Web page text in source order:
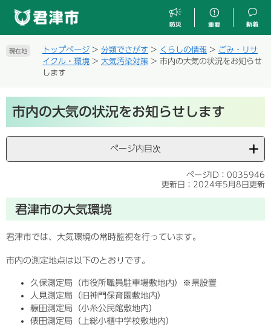
す
し
現在地 トップページ > 分類でさがす > くらしの情報 > ごみ・リサ
イクル・環境 > 大気汚染対策 > 市内の大気の状況をお知らせ
します
文市内の大気の状況をお知らせします
ページ内目次
ページID：0035946
更新日：2024年5月8日更新
君津市の大気環境
君津市では、大気環境の常時監視を行っています。
市内の測定地点は以下のとおりです。
久保測定局（市役所職員駐車場敷地内）※県設置
人見測定局（旧神門保育園敷地内）
糠田測定局（小糸公民館敷地内）
俵田測定局（上総小櫃中学校敷地内）